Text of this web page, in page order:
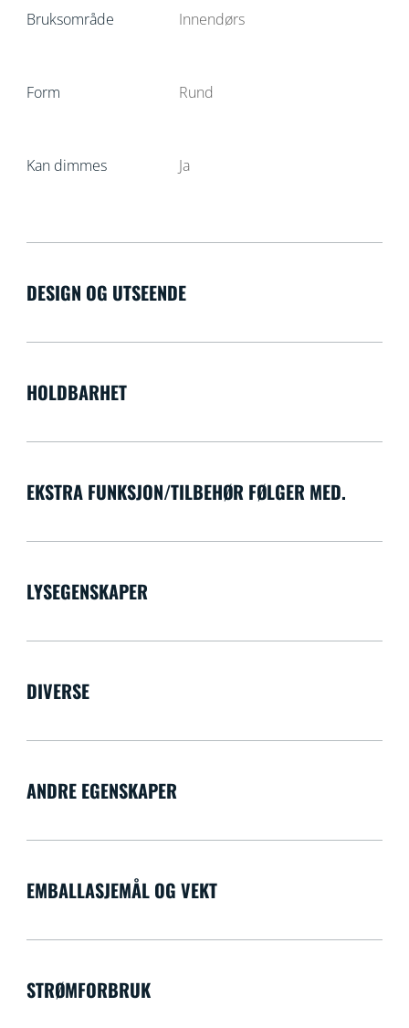
Bruksområde Innendørs
Form Rund
Kan dimmes Ja
DESIGN OG UTSEENDE
HOLDBARHET
EKSTRA FUNKSJON/TILBEHØR FØLGER MED.
LYSEGENSKAPER
DIVERSE
ANDRE EGENSKAPER
EMBALLASJEMÅL OG VEKT
STRØMFORBRUK